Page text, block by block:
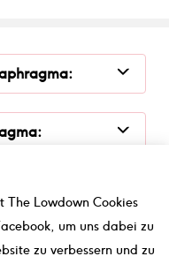
:
:
unserer englischen
The Lowdown Cookies
um uns dabei zu
zu verbessern und zu